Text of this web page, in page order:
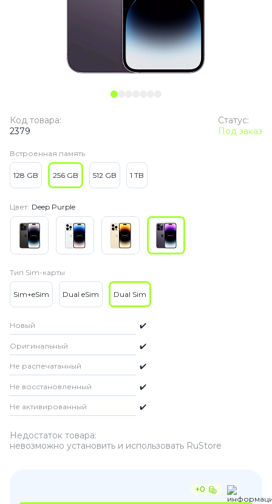
Статус:
Под заказ
Код товара:
2379
Встроенная память
128 GB 256 GB 512 GB 1 TB
Цвет: Deep Purple
Тип Sim-карты
Sim+eSim Dual eSim Dual Sim
Новый ✔️
Оригинальный ✔️
Не распечатанный ✔️
Не восстановленный ✔️
Не активированный ✔️
Недостаток товара:
невозможно установить и использовать RuStore
+0